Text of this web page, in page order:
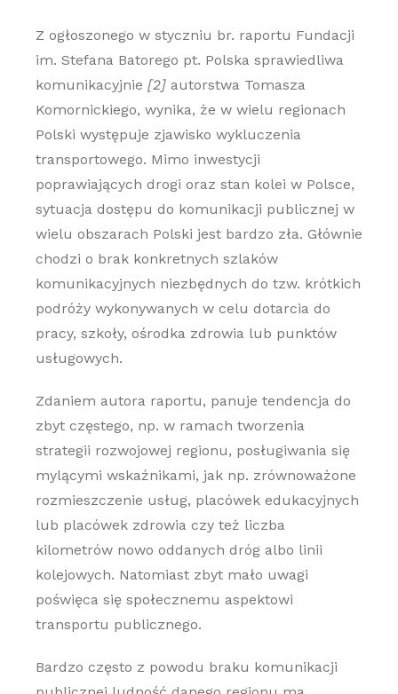
Z ogłoszonego w styczniu br. raportu Fundacji
im. Stefana Batorego pt. Polska sprawiedliwa
komunikacyjnie [2]autorstwa Tomasza
Komornickiego, wynika, że w wielu regionach
Polski występuje zjawisko wykluczenia
transportowego. Mimo inwestycji
poprawiających drogi oraz stan kolei w Polsce,
sytuacja dostępu do komunikacji publicznej w
wielu obszarach Polski jest bardzo zła. Głównie
chodzi o brak konkretnych szlaków
komunikacyjnych niezbędnych do tzw. krótkich
podróży wykonywanych w celu dotarcia do
pracy, szkoły, ośrodka zdrowia lub punktów
usługowych.
Zdaniem autora raportu, panuje tendencja do
zbyt częstego, np. w ramach tworzenia
strategii rozwojowej regionu, posługiwania się
mylącymi wskaźnikami, jak np. zrównoważone
rozmieszczenie usług, placówek edukacyjnych
lub placówek zdrowia czy też liczba
kilometrów nowo oddanych dróg albo linii
kolejowych. Natomiast zbyt mało uwagi
poświęca się społecznemu aspektowi
transportu publicznego.
Bardzo często z powodu braku komunikacji